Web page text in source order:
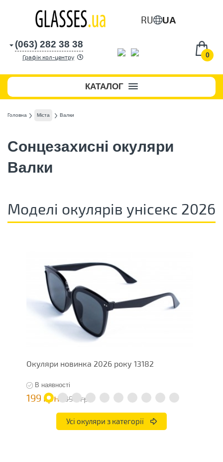
RU UA
0
(063) 282 38 38
Графік кол-центру
КАТАЛОГ
Головна Міста Валки
Сонцезахисні окуляри
Валки
Моделі окулярів унісекс 2026
Окуляри новинка 2026 року 13182
В наявності
199 грн 398 грн
Усі окуляри з категорії